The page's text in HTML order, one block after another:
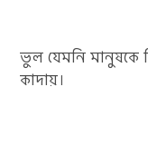
ভুল যেমনি মানুষকে
কাদায়।